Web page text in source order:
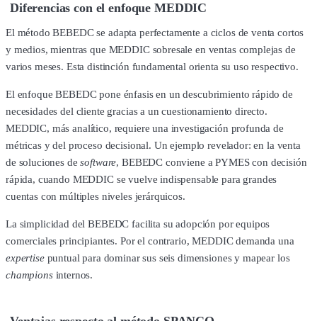
Diferencias con el enfoque MEDDIC
El método BEBEDC se adapta perfectamente a ciclos de venta cortos
y medios, mientras que MEDDIC sobresale en ventas complejas de
varios meses. Esta distinción fundamental orienta su uso respectivo.
El enfoque BEBEDC pone énfasis en un descubrimiento rápido de
necesidades del cliente gracias a un cuestionamiento directo.
MEDDIC, más analítico, requiere una investigación profunda de
métricas y del proceso decisional. Un ejemplo revelador: en la venta
de soluciones desoftware, BEBEDC conviene a PYMES con decisión
rápida, cuando MEDDIC se vuelve indispensable para grandes
cuentas con múltiples niveles jerárquicos.
La simplicidad del BEBEDC facilita su adopción por equipos
comerciales principiantes. Por el contrario, MEDDIC demanda una
expertisepuntual para dominar sus seis dimensiones y mapear los
championsinternos.